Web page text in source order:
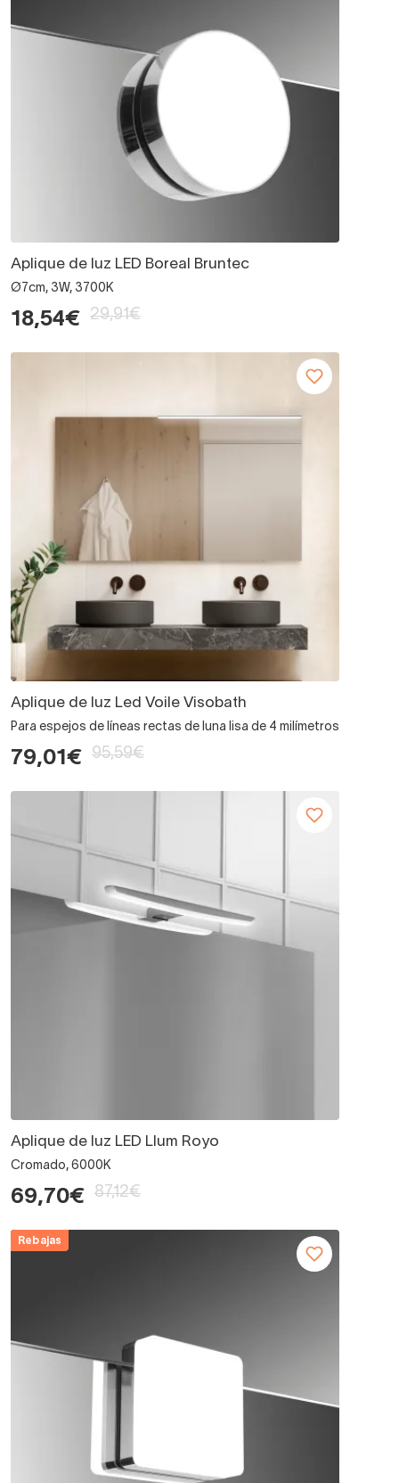
Aplique de luz LED Boreal Bruntec
Ø7cm, 3W, 3700K
18,54€ 29,91€
Aplique de luz Led Voile Visobath
Para espejos de líneas rectas de luna lisa de 4 milímetros
79,01€ 95,59€
Aplique de luz LED Llum Royo
Cromado, 6000K
69,70€ 87,12€
Rebajas